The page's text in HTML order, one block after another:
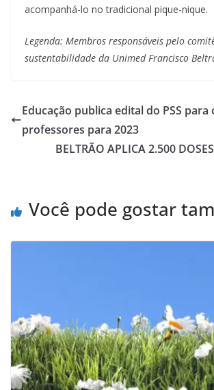
acompanhá-lo no tradicional pique-nique.
Legenda: Membros responsáveis pelo
sustentabilidade da Unimed Francisco
Educação publica edital do PSS
professores para 2023
BELTRÃO APLICA 2.500
Você pode gostar